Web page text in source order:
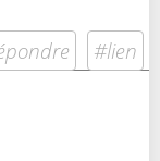
#lien